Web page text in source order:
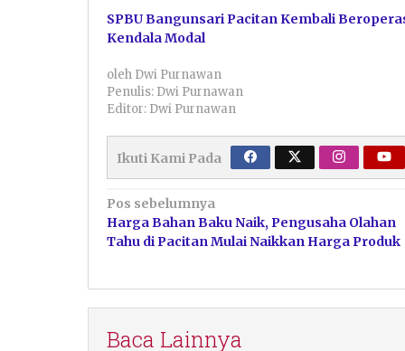
SPBU Bangunsari Pacitan Kembali
Kendala Modal
oleh Dwi Purnawan
Penulis: Dwi Purnawan
Editor: Dwi Purnawan
Ikuti Kami Pada
Navigasi
pos
Pos sebelumnya
Harga Bahan Baku Naik, Pengusaha Olahan
Tahu di Pacitan Mulai Naikkan Harga Produk
Baca Lainnya